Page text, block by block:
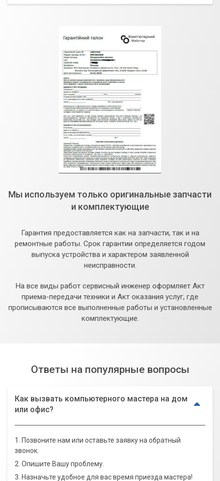
Мы используем только оригинальные запчасти
и комплектующие
Гарантия предоставляется как на запчасти, так и на
ремонтные работы. Срок гарантии определяется годом
выпуска устройства и характером заявленной
неисправности.
На все виды работ сервисный инженер оформляет Акт
приема-передачи техники и Акт оказания услуг, где
прописываются все выполненные работы и установленные
комплектующие.
Ответы на популярные вопросы
Как вызвать компьютерного мастера на дом
или офис?
1. Позвоните нам или оставьте заявку на обратный
звонок.
2. Опишите Вашу проблему.
3. Назначьте удобное для вас время приезда мастера!